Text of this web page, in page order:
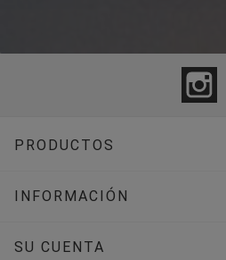
PRODUCTOS
INFORMACIÓN
SU CUENTA